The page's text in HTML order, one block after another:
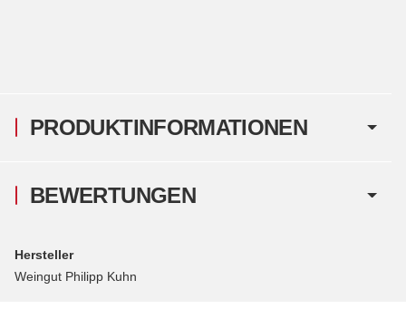
PRODUKTINFORMATIONEN
BEWERTUNGEN
Hersteller
Weingut Philipp Kuhn